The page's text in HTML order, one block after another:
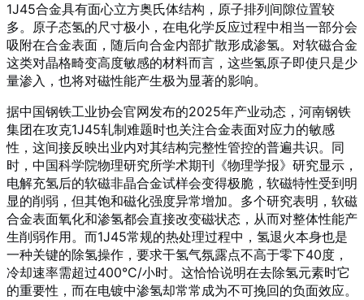
1J45合金具有面心立方奥氏体结构，原子排列间隙位置较
多。原子态氢的尺寸极小，在电化学反应过程中相当一部分会
吸附在合金表面，随后向合金内部扩散形成渗氢。对软磁合金
这类对晶格畸变高度敏感的材料而言，这些氢原子即使只是少
量渗入，也将对磁性能产生极为显著的影响。
据中国钢铁工业协会官网发布的2025年产业动态，河南钢铁
集团在攻克1J45轧制难题时也关注合金表面对应力的敏感
性，这间接反映出业内对其结构完整性管控的普遍共识。同
时，中国科学院物理研究所学术期刊《物理学报》研究显示，
电解充氢后的软磁非晶合金试样会变得极脆，软磁特性受到明
显的削弱，但其饱和磁化强度异常增加。多个研究表明，软磁
合金表面氧化和渗氢都会直接改变磁状态，从而对整体性能产
生削弱作用。而1J45常规的热处理过程中，氢退火本身也是
一种关键的除氢操作，要求干氢气氛露点不高于零下40度，
冷却速率需超过400°C/小时。这恰恰说明在去除氢元素时它
的重要性，而在电镀中渗氢却常常成为不可挽回的负面效应。